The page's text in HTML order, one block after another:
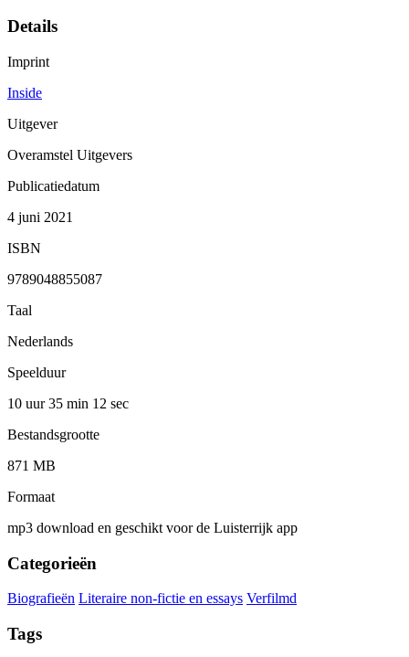
Details
Imprint
Inside
Uitgever
Overamstel Uitgevers
Publicatiedatum
4 juni 2021
ISBN
9789048855087
Taal
Nederlands
Speelduur
10 uur 35 min 12 sec
Bestandsgrootte
871 MB
Formaat
mp3 download en geschikt voor de Luisterrijk app
Categorieën
Biografieën Literaire non-fictie en essays Verfilmd
Tags